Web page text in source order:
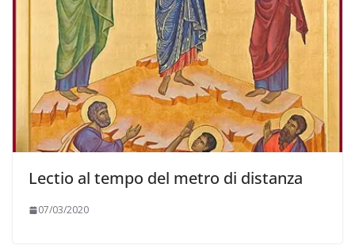
Lectio al tempo del metro di distanza
07/03/2020